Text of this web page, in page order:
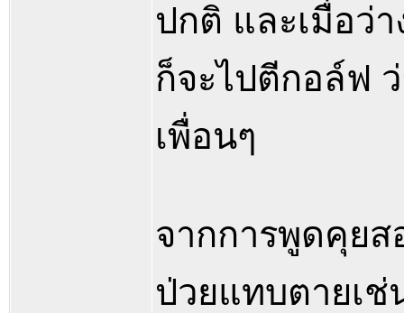
ปกติ และเมื่อว่
ก็จะไปตีกอล์ฟ
เพื่อนๆ
จากการพูดคุยส
ป่วยแทบตายเช่